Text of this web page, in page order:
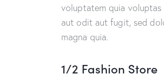
voluptatem quia
aut odit aut fugit, sed
magna quia.
1/2 Fashion Store